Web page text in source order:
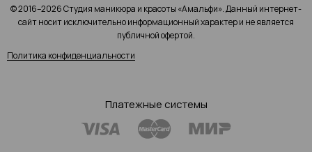
© 2016–2026 Студия маникюра и красоты «Амальфи». Данный интернет-
сайт носит исключительно информационный характер и не является
публичной офертой.
Политика конфиденциальности
Платежные системы